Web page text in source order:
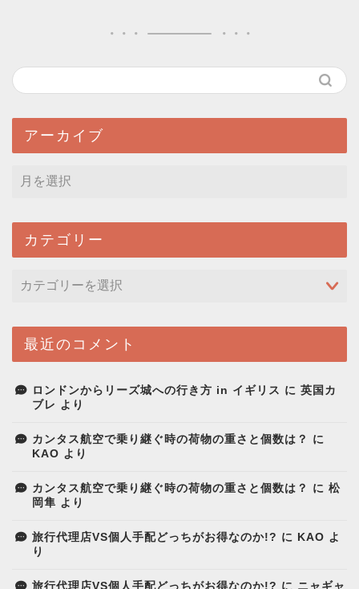
アーカイブ
カテゴリー
最近のコメント
ロンドンからリーズ城への行き方 in イギリス に 英国カ
ブレ より
カンタス航空で乗り継ぐ時の荷物の重さと個数は？
に
KAO より
カンタス航空で乗り継ぐ時の荷物の重さと個数は？ に 松
岡隼 より
旅行代理店VS個人手配どっちがお得なのか!? に KAO よ
り
旅行代理店VS個人手配どっちがお得なのか!? に ニャギャ